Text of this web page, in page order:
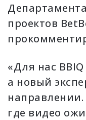
проектов
«Для нас
а новый
где видео